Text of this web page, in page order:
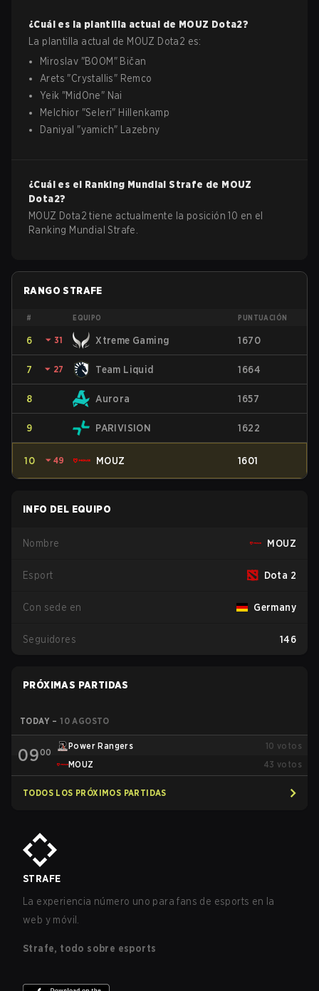
¿Cuál es la plantilla actual de MOUZ Dota2?
La plantilla actual de MOUZ Dota2 es:
Miroslav "BOOM " Bičan
Arets "Crystallis" Remco
Yeik "MidOne" Nai
Melchior "Seleri" Hillenkamp
Daniyal "yamich" Lazebny
¿Cuál es el Ranking Mundial Strafe de MOUZ
Dota2?
MOUZ Dota2 tiene actualmente la posición 10 en el
Ranking Mundial Strafe.
RANGO STRAFE
# EQUIPO PUNTUACIÓN
6 ⏷ 31 Xtreme Gaming 1670
7 ⏷ 27 Team Liquid 1664
8 Aurora 1657
9 PARIVISION 1622
10 ⏷ 49 MOUZ 1601
INFO DEL EQUIPO
Nombre MOUZ
Esport Dota 2
Con sede en Germany
Seguidores 146
PRÓXIMAS PARTIDAS
TODAY – 10 AGOSTO
0900
Power Rangers 10 votos
MOUZ
43 votos
TODOS LOS PRÓXIMOS PARTIDAS
STRAFE
La experiencia número uno para fans de esports en la
web y móvil.
Strafe, todo sobre esports